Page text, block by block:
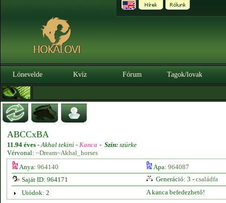
Lónevelde Kvíz Fórum Tagok/lovak
ABCCxBA
11.94 éves -Akhal tekini - Kanca - Szín: szürke
Vérvonal: ~Dream~Akhal_horses
Anya: 964140 Apa: 964087
Saját ID: 964171
Generáció: 3 - családfa
Utódok: 2
A kanca befedezhető!